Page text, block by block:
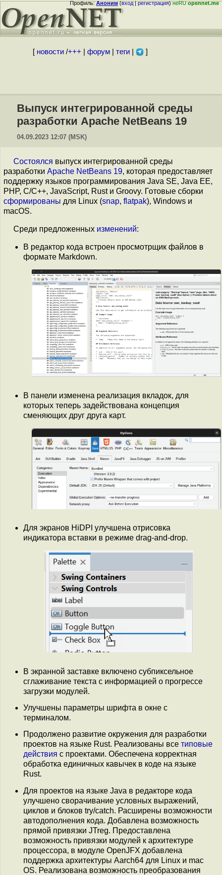
Профиль:Аноним(вход|регистрация)неRUopennet.me
[ новости/+++ форум| теги| ]
Выпуск интегрированной среды
разработки Apache NetBeans 19
04.09.2023 12:07 (MSK)
Состоялся выпуск интегрированной среды
разработки Apache NetBeans 19, которая предоставляет
поддержку языков программирования Java SE, Java EE,
PHP, C/C++, JavaScript, Rust и Groovy. Готовые сборки
сформированы для Linux (snap, flatpak), Windows и
macOS.
Среди предложенных изменений:
В редактор кода встроен просмотрщик файлов в
формате Markdown.
В панели изменена реализация вкладок, для
которых теперь задействована концепция
сменяющих друг друга карт.
Для экранов HiDPI улучшена отрисовка
индикатора вставки в режиме drag-and-drop.
В экранной заставке включено субпиксельное
сглаживание текста с информацией о прогрессе
загрузки модулей.
Улучшены параметры шрифта в окне с
терминалом.
Продолжено развитие окружения для разработки
проектов на языке Rust. Реализованы все типовые
действия с проектами. Обеспечена корректная
обработка единичных кавычек в коде на языке
Rust.
Для проектов на языке Java в редакторе кода
улучшено сворачивание условных выражений,
циклов и блоков try/catch. Расширены возможности
автодополнения кода. Добавлена возможность
прямой привязки JTreg. Предоставлена
возможность привязки модулей к архитектуре
процессора, в модуле OpenJFX добавлена
поддержка архитектуры Aarch64 для Linux и mac
OS. Реализована возможность преобразования